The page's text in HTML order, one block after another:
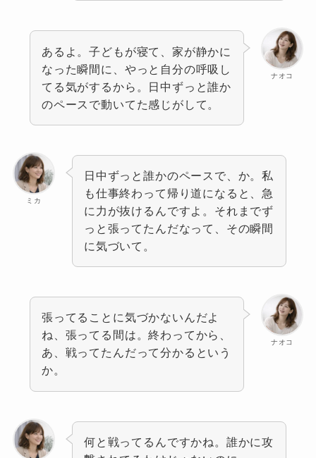
ナオコ
あるよ。子どもが寝て、家が静かに
なった瞬間に、やっと自分の呼吸し
てる気がするから。日中ずっと誰か
のペースで動いてた感じがして。
ミカ
日中ずっと誰かのペースで、か。私
も仕事終わって帰り道になると、急
に力が抜けるんですよ。それまでず
っと張ってたんだなって、その瞬間
に気づいて。
ナオコ
張ってることに気づかないんだよ
ね、張ってる間は。終わってから、
あ、戦ってたんだって分かるという
か。
何と戦ってるんですかね。誰かに攻